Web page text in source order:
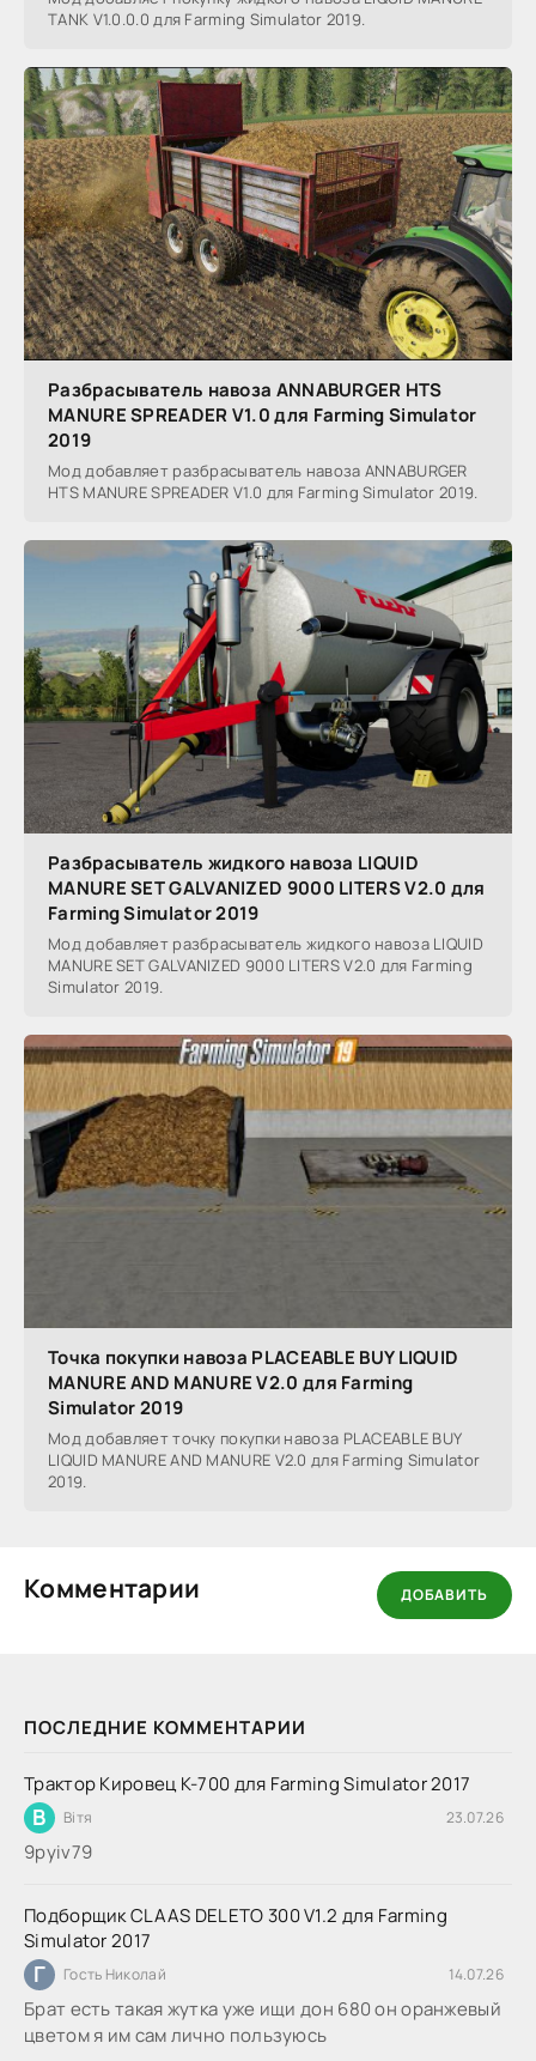
ПОСЛЕДНИЕ КОММЕНТАРИИ
Трактор Кировец К-700 для Farming Simulator 2017
В Вітя 23.07.26
9руіv79
Подборщик CLAAS DELETO 300 V1.2 для Farming
Simulator 2017
Г Гость Николай 14.07.26
Брат есть такая жутка уже ищи дон 680 он оранжевый
цветом я им сам лично пользуюсь
TANK V1.0.0.0 для Farming Simulator 2019.
Разбрасыватель навоза ANNABURGER HTS
MANURE SPREADER V1.0 для Farming Simulator
2019
Мод добавляет разбрасыватель навоза ANNABURGER
HTS MANURE SPREADER V1.0 для Farming Simulator 2019.
Разбрасыватель жидкого навоза LIQUID
MANURE SET GALVANIZED 9000 LITERS V2.0 для
Farming Simulator 2019
Мод добавляет разбрасыватель жидкого навоза LIQUID
MANURE SET GALVANIZED 9000 LITERS V2.0 для Farming
Simulator 2019.
Точка покупки навоза PLACEABLE BUY LIQUID
MANURE AND MANURE V2.0 для Farming
Simulator 2019
Мод добавляет точку покупки навоза PLACEABLE BUY
LIQUID MANURE AND MANURE V2.0 для Farming Simulator
2019.
Комментарии ДОБАВИТЬ